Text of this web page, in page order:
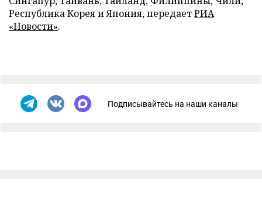
Республика Корея и Япония, передаетРИА
«Новости».
Подписывайтесь на наши каналы